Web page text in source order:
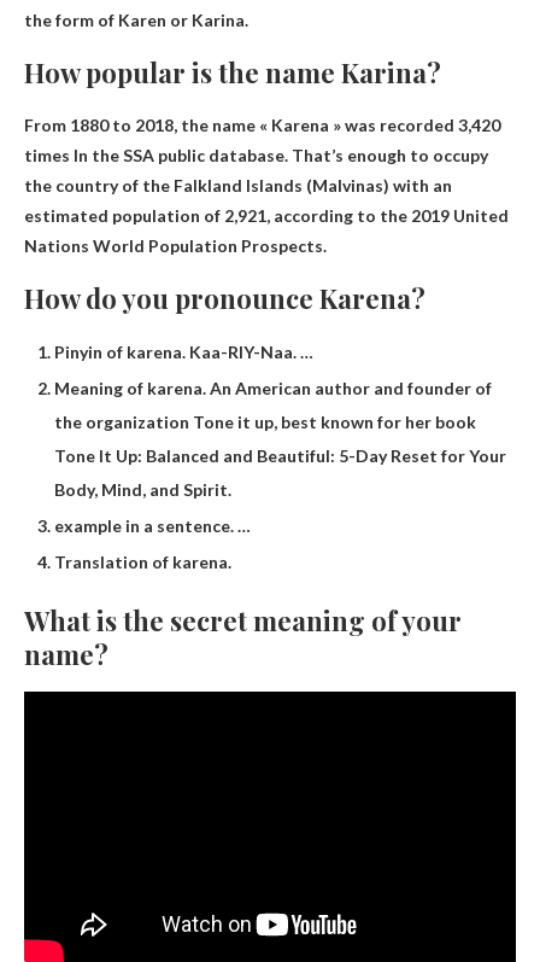
the form of Karen or Karina.
How popular is the name Karina?
From 1880 to 2018, the name « Karena » was recorded 3,420
times In the SSA public database. That’s enough to occupy
the country of the Falkland Islands (Malvinas) with an
estimated population of 2,921, according to the 2019 United
Nations World Population Prospects.
How do you pronounce Karena?
Pinyin of karena. Kaa-RIY-Naa. …
Meaning of karena. An American author and founder of
the organization Tone it up, best known for her book
Tone It Up: Balanced and Beautiful: 5-Day Reset for Your
Body, Mind, and Spirit.
example in a sentence. …
Translation of karena.
What is the secret meaning of your
name?